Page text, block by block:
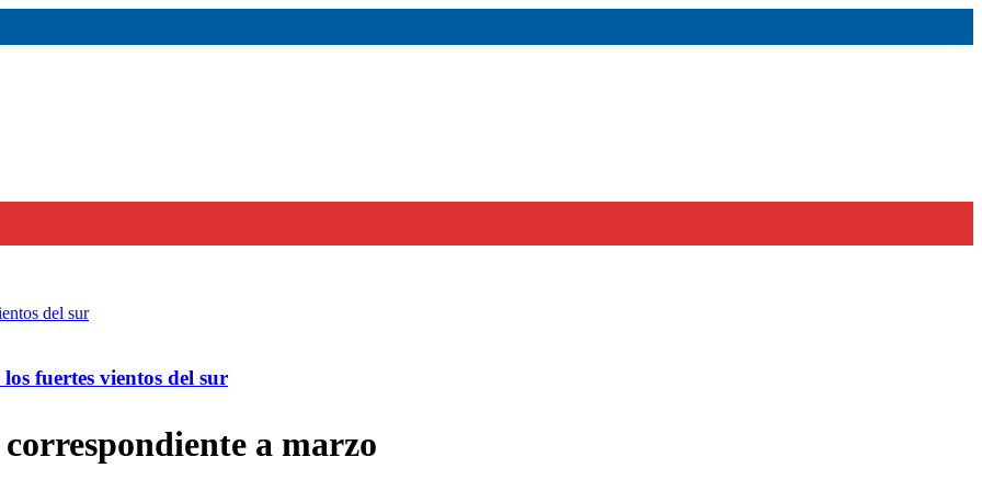
fuertes vientos del sur
a marzo